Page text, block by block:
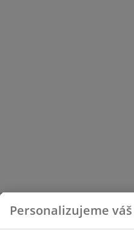
Personalizujeme